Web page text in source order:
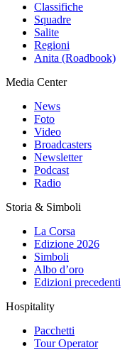
Classifiche
Squadre
Salite
Regioni
Anita (Roadbook)
Media Center
News
Foto
Video
Broadcasters
Newsletter
Podcast
Radio
Storia & Simboli
La Corsa
Edizione 2026
Simboli
Albo d’oro
Edizioni precedenti
Hospitality
Pacchetti
Tour Operator